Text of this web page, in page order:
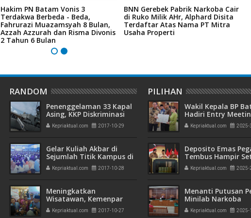
Hakim PN Batam Vonis 3
Terdakwa Berbeda - Beda,
Fahrurazi Muazamsyah 8 Bulan,
Azzah Azzurah dan Risma Divonis
2 Tahun 6 Bulan
BNN Gerebek Pabrik Narkoba Cair
di Ruko Milik AHr, Alphard Disita
Terdaftar Atas Nama PT Mitra
Usaha Properti
RANDOM
Penenggelaman 33 Kapal
Asing, KKP Diskriminasi
Wartawan untuk Meliput
Kepriaktual.com 2017-10-29
Gelar Kuliah Akbar di
Sejumlah Titik Kampus di
Kepri, Ribuan Mahasisiwa
Sorakkan "No
Teroris"
Kepriaktual.com 2017-10-28
Meningkatkan
Wisatawan, Kemenpar
Gelar Kemilau Sumatera
Kepriaktual.com 2017-10-27
PILIHAN
Wakil Kepala BP
Hadiri Entry
Komitmen
Pengelolaan
Akuntabel
Kepriaktual.com 2025-
Deposito Emas
Tembus Hampir
Ton, Sehari Setelah
Presiden Resmikan
Kepriaktual.com 2025-
Menanti Putusan
Minilab Narkoba
Terdakwa Touzen
"Loloskah dari
Kepriaktual.com 2025-